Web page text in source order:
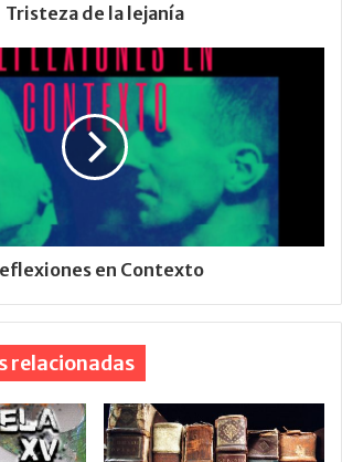
Tristeza de la lejanía
en Contexto
relacionadas